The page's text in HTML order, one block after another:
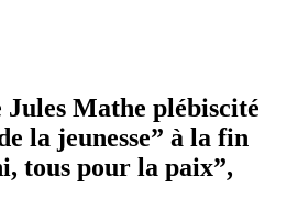
Mathe plébiscité
la jeunesse” à la fin
tous pour la paix”,